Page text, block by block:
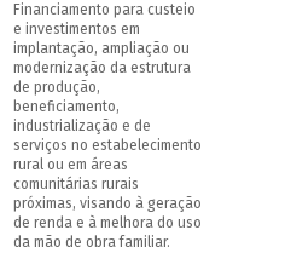
Financiamento para custeio
e investimentos em
implantação, ampliação ou
modernização da estrutura
de produção,
beneficiamento,
industrialização e de
serviços no estabelecimento
rural ou em áreas
comunitárias rurais
próximas, visando à geração
de renda e à melhora do uso
da mão de obra familiar.